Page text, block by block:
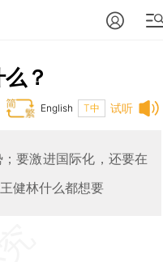
？
试听
T中
English
要激进国际化，还要在
健林什么都想要